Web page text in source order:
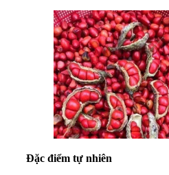
Đặc điểm tự nhiên